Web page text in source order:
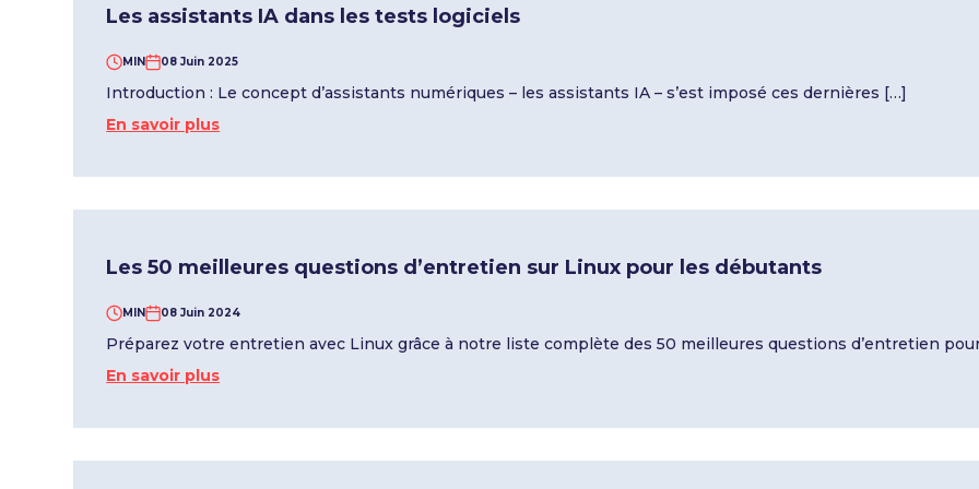
Les assistants IA dans les tests logiciels
MIN 08 Juin 2025
Introduction : Le concept d’assistants numériques – les assistants IA – s’est imposé ces dernières […]
En savoir plus
Les 50 meilleures questions d’entretien sur Linux pour les débutants
MIN 08 Juin 2024
Préparez votre entretien avec Linux grâce à notre liste complète des 50 meilleures questions d’entretien
En savoir plus